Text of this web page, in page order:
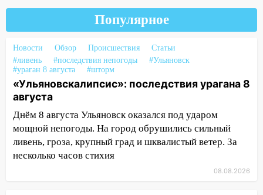
дороги в Ульяновске: фото
13:17 Непогода в Ульяновске не
закончится сегодня: сильные ливни
сохранятся 9 августа
13:15 Трижды «брал в долг» без спроса:
житель Вешкаймского района похитил у
знакомого 191 тысячу рублей
13:14 Ураган оторвал светофор на
проспекте Филатова в Ульяновске
13:12 Дерево пробило крышу дома на
Новгородской в Ульяновске и рухнуло
Популярное
Новости Обзор Происшествия
Статьи
#ливень
#последствия непогоды
#Ульяновск
#ураган 8 августа
#шторм
«Ульяновскалипсис»: последствия урагана 8
августа
Днём 8 августа Ульяновск оказался под ударом
мощной непогоды. На город обрушились сильный
ливень, гроза, крупный град и шквалистый ветер. За
несколько часов стихия
08.08.2026